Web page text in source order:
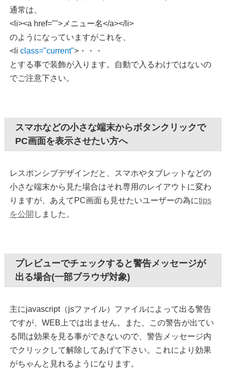
通常は、
<li><a href="">メニュー名</a></li>
のようになっていますがこれを、
<li class="current">・・・
とする事で装飾が入ります。自動で入るわけではないの
でご注意下さい。
スマホなどの小さな端末からボタンクリックで
PC画面を表示させたい方へ
レスポンシブデザインだと、スマホやタブレットなどの
小さな端末から見た場合はそれ専用のレイアウトに変わ
りますが、あえてPC画面も見せたいユーザーの為にtips
を公開 しました。
プレビューでチェックすると警告メッセージが
出る場合(一部ブラウザ対象)
主にjavascript（jsファイル）ファイルによって出る警告
ですが、WEB上では出ません。また、この警告が出てい
る間は効果を見る事ができないので、警告メッセージ内
でクリックして解除してあげて下さい。これにより効果
がちゃんと見れるようになります。